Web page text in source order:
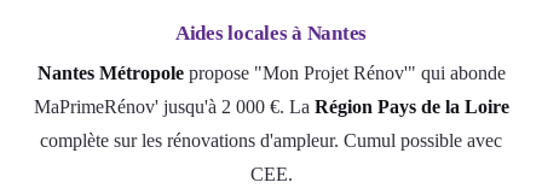
Aides locales à Nantes
Nantes Métropolepropose "Mon Projet Rénov'" qui abonde
MaPrimeRénov' jusqu'à 2 000 €. La Région Pays de la Loire
complète sur les rénovations d'ampleur. Cumul possible avec
CEE.